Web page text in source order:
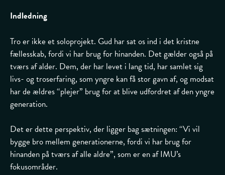
Indledning
Tro er ikke et soloprojekt. Gud har sat os ind i det kristne
fællesskab, fordi vi har brug for hinanden. Det gælder også på
tværs af alder. Dem, der har levet i lang tid, har samlet sig
livs- og troserfaring, som yngre kan få stor gavn af, og modsat
har de ældres “plejer” brug for at blive udfordret af den yngre
generation.
Det er dette perspektiv, der ligger bag sætningen: “Vi vil
bygge bro mellem generationerne, fordi vi har brug for
hinanden på tværs af alle aldre”, som er en af IMU’s
fokusområder.